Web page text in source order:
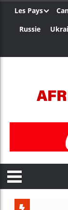
Les Pays
Russie